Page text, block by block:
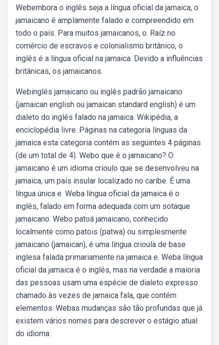
Webembora o inglês seja a língua oficial da jamaica, o
jamaicano é amplamente falado e compreendido em
todo o país. Para muitos jamaicanos, o. Raíz no
comércio de escravos e colonialismo britânico, o
inglês é a língua oficial na jamaica. Devido a influências
britânicas, os jamaicanos.
Webinglês jamaicano ou inglês padrão jamaicano
(jamaican english ou jamaican standard english) é um
dialeto do inglês falado na jamaica. Wikipédia, a
enciclopédia livre. Páginas na categoria línguas da
jamaica esta categoria contém as seguintes 4 páginas
(de um total de 4). Webo que é o jamaicano? O
jamaicano é um idioma crioulo que se desenvolveu na
jamaica, um país insular localizado no caribe. É uma
língua única e. Weba língua oficial da jamaica é o
inglês, falado em forma adequada com um sotaque
jamaicano. Webo patoá jamaicano, conhecido
localmente como patois (patwa) ou simplesmente
jamaicano (jamaican), é uma língua crioula de base
inglesa falada primariamente na jamaica e. Weba língua
oficial da jamaica é o inglês, mas na verdade a maioria
das pessoas usam uma espécie de dialeto expresso
chamado às vezes de jamaica fala, que contém
elementos. Webas mudanças são tão profundas que já
existem vários nomes para descrever o estágio atual
do idioma: